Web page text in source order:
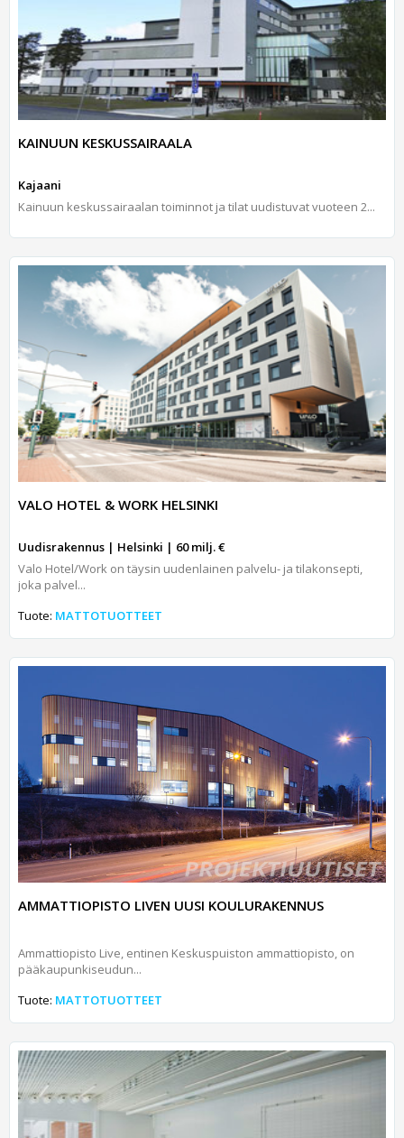
KAINUUN KESKUSSAIRAALA
Kajaani
Kai­nuun kes­kus­sai­raa­lan toi­min­not ja ti­lat uu­dis­tu­vat vuo­teen 2...
VALO HOTEL & WORK HELSINKI
Uudisrakennus | Helsinki | 60 milj. €
Valo Hotel/Work on täysin uudenlainen palvelu- ja tilakonsepti,
joka palvel...
Tuote: MATTOTUOTTEET
AMMATTIOPISTO LIVEN UUSI KOULURAKENNUS
Ammattiopisto Live, entinen Keskuspuiston ammattiopisto, on
pääkaupunkiseudun...
Tuote: MATTOTUOTTEET